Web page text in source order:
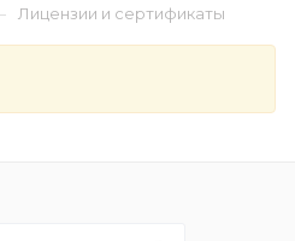
Лицензии и сертификаты